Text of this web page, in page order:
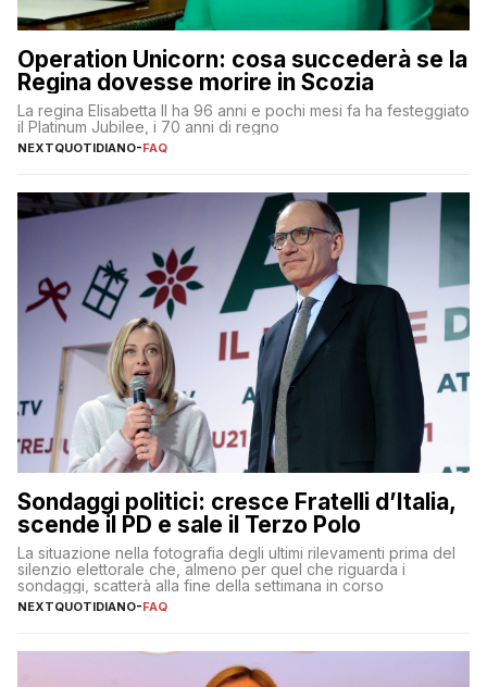
Operation Unicorn: cosa succederà se la
Regina dovesse morire in Scozia
La regina Elisabetta II ha 96 anni e pochi mesi fa ha festeggiato
il Platinum Jubilee, i 70 anni di regno
NEXTQUOTIDIANO-FAQ
Sondaggi politici: cresce Fratelli d’Italia,
scende il PD e sale il Terzo Polo
La situazione nella fotografia degli ultimi rilevamenti prima del
silenzio elettorale che, almeno per quel che riguarda i
sondaggi, scatterà alla fine della settimana in corso
NEXTQUOTIDIANO-FAQ